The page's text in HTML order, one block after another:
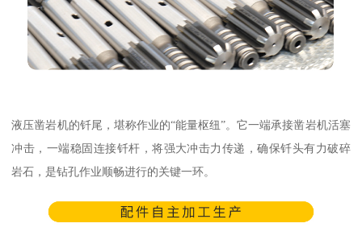
液压凿岩机的钎尾，堪称作业的“能量枢纽”。它一端承接凿岩机活塞
冲击，一端稳固连接钎杆，将强大冲击力传递，确保钎头有力破碎
岩石，是钻孔作业顺畅进行的关键一环。